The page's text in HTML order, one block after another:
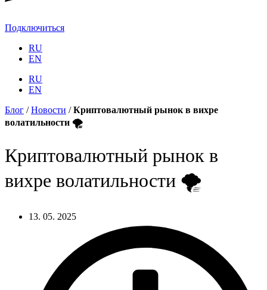
Подключиться
RU
EN
RU
EN
Блог /Новости /Криптовалютный рынок в вихре
волатильности 🌪️
Криптовалютный рынок в
вихре волатильности 🌪️
13. 05. 2025